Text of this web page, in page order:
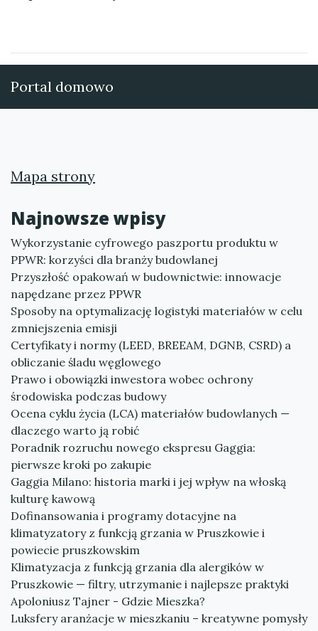
Portal domowo
Mapa strony
Najnowsze wpisy
Wykorzystanie cyfrowego paszportu produktu w
PPWR: korzyści dla branży budowlanej
Przyszłość opakowań w budownictwie: innowacje
napędzane przez PPWR
Sposoby na optymalizację logistyki materiałów w celu
zmniejszenia emisji
Certyfikaty i normy (LEED, BREEAM, DGNB, CSRD) a
obliczanie śladu węglowego
Prawo i obowiązki inwestora wobec ochrony
środowiska podczas budowy
Ocena cyklu życia (LCA) materiałów budowlanych —
dlaczego warto ją robić
Poradnik rozruchu nowego ekspresu Gaggia:
pierwsze kroki po zakupie
Gaggia Milano: historia marki i jej wpływ na włoską
kulturę kawową
Dofinansowania i programy dotacyjne na
klimatyzatory z funkcją grzania w Pruszkowie i
powiecie pruszkowskim
Klimatyzacja z funkcją grzania dla alergików w
Pruszkowie — filtry, utrzymanie i najlepsze praktyki
Apoloniusz Tajner - Gdzie Mieszka?
Luksfery aranżacje w mieszkaniu – kreatywne pomysły